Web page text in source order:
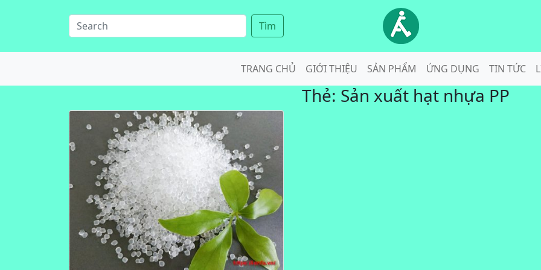
Tìm
TRANG CHỦ GIỚI THIỆU SẢN PHẨM ỨNG DỤNG TIN TỨC
Thẻ: Sản xuất hạt nhựa PP